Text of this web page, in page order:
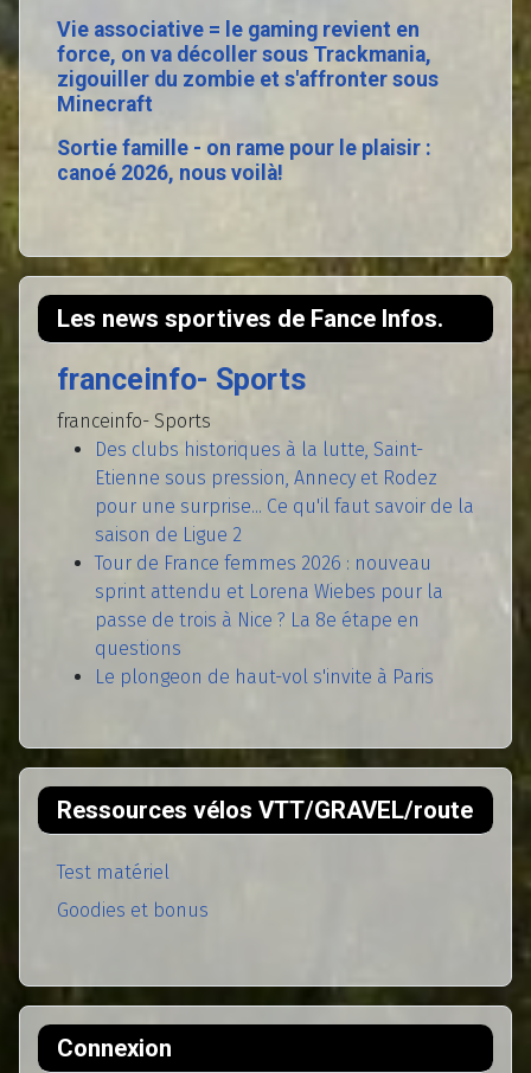
Vie associative = le gaming revient en
force, on va décoller sous Trackmania,
zigouiller du zombie et s'affronter sous
Minecraft
Sortie famille - on rame pour le plaisir :
canoé 2026, nous voilà!
Les news sportives de Fance Infos.
franceinfo- Sports
franceinfo- Sports
Des clubs historiques à la lutte, Saint-
Etienne sous pression, Annecy et Rodez
pour une surprise... Ce qu'il faut savoir de la
saison de Ligue 2
Tour de France femmes 2026 : nouveau
sprint attendu et Lorena Wiebes pour la
passe de trois à Nice ? La 8e étape en
questions
Le plongeon de haut-vol s'invite à Paris
Ressources vélos VTT/GRAVEL/route
Test matériel
Goodies et bonus
Connexion